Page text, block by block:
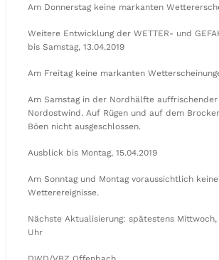
Am Donnerstag keine markanten
Weitere Entwicklung der WETTER- und
bis Samstag, 13.04.2019
Am Freitag keine markanten
Am Samstag in der Nordhälfte
Nordostwind. Auf Rügen und auf dem
Böen nicht ausgeschlossen.
Ausblick bis Montag, 15.04.2019
Am Sonntag und Montag voraussichtlich
Wetterereignisse.
Nächste Aktualisierung: spätestens Mittwoch,
Uhr